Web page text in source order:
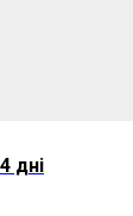
дні